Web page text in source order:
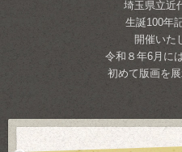
埼玉県立近
生誕100年
開催いた
令和８年6月に
初めて版画を展